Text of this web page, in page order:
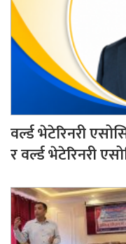
वर्ल्ड भेटेरिनरी
र वर्ल्ड भेटेरिनरी